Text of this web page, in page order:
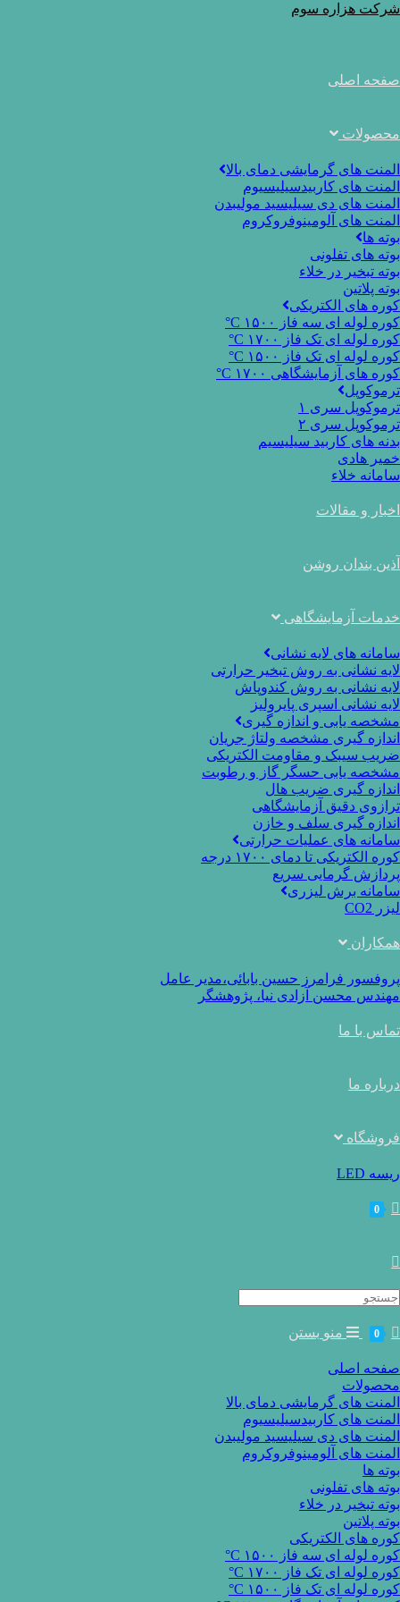
Skip
شرکت هزاره سوم
صفحه اصلی
محصولات
المنت های گرمایشی دمای بالا
المنت های کاربیدسیلیسیوم
المنت های دی سیلیسید مولیبدن
المنت های آلومینوفروکروم
بوته ها
بوته های تفلونی
بوته تبخیر در خلاء
بوته پلاتین
کوره های الکتریکی
کوره لوله ای سه فاز ۱۵۰۰ C°
کوره لوله ای تک فاز ۱۷۰۰ C°
کوره لوله ای تک فاز ۱۵۰۰ C°
کوره های آزمایشگاهی ۱۷۰۰ C°
ترموکوپل
ترموکوپل سری ۱
ترموکوپل سری ۲
بدنه های کاربید سیلیسیم
خمیر هادی
سامانه خلاء
اخبار و مقالات
آذین بندان روشن
خدمات آزمایشگاهی
سامانه های لایه نشانی
لایه نشانی به روش تبخیر حرارتی
لایه نشانی به روش کندوپاش
لایه نشانی اسپری پایرولیز
مشخصه یابی و اندازه گیری
اندازه گیری مشخصه ولتاژ جریان
ضریب سیبک و مقاومت الکتریکی
مشخصه یابی حسگر گاز و رطوبت
اندازه گیری ضریب هال
ترازوی دقیق آزمایشگاهی
اندازه گیری سلف و خازن
سامانه های عملیات حرارتی
کوره الکتریکی تا دمای ۱۷۰۰ درجه
پردازش گرمایی سریع
سامانه برش لیزری
لیزر CO2
همکاران
پروفسور فرامرز حسین بابائی،مدیر عامل
مهندس محسن آزادی نیا، پژوهشگر
تماس با ما
درباره ما
فروشگاه
ریسه LED
0
Search
0 منو بستن
صفحه اصلی
محصولات
المنت های گرمایشی دمای بالا
المنت های کاربیدسیلیسیوم
المنت های دی سیلیسید مولیبدن
المنت های آلومینوفروکروم
بوته ها
بوته های تفلونی
بوته تبخیر در خلاء
بوته پلاتین
کوره های الکتریکی
کوره لوله ای سه فاز ۱۵۰۰ C°
کوره لوله ای تک فاز ۱۷۰۰ C°
کوره لوله ای تک فاز ۱۵۰۰ C°